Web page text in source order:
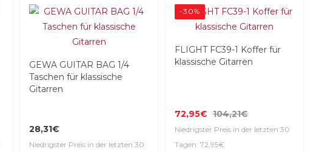
GEWA GUITAR BAG 1/4
Taschen für klassische
Gitarren
28,31€
Niedrigster Preis in der letzten 30
-30%
FLIGHT FC39-1 Koffer für
klassische Gitarren
72,95€ 104,21€
Niedrigster Preis in der letzten 30
Tagen: 72,95€